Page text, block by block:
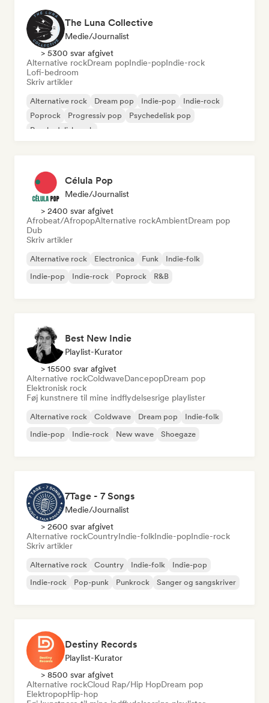
The Luna Collective
Medie/journalist
> 5300 svar afgivet
Alternative rockDream popIndie-popIndie-rock
Lofi-bedroom
Skriv artikler
Alternative rock Dream pop Indie-pop
Indie-rock
Poprock
Progressiv pop
Psychedelisk pop
Psychedelisk rock
Célula Pop
Medie/journalist
> 2400 svar afgivet
Afrobeat/AfropopAlternative rockAmbientDream pop
Dub
Skriv artikler
Alternative rock Electronica Funk
Indie-folk
Indie-pop
Indie-rock Poprock R&B
Best New Indie
Playlist-Kurator
> 15500 svar afgivet
Alternative rockColdwaveDancepopDream pop
Elektronisk rock
Føj kunstnere til mine indflydelsesrige playlister
Alternative rock Coldwave Dream pop
Indie-folk
Indie-pop
Indie-rock New wave Shoegaze
7Tage - 7 Songs
Medie/journalist
> 2600 svar afgivet
Alternative rockCountryIndie-folkIndie-popIndie-rock
Skriv artikler
Alternative rock Country Indie-folk
Indie-pop
Indie-rock
Pop-punk Punkrock Sanger og sangskriver
Destiny Records
Playlist-Kurator
> 8500 svar afgivet
Alternative rockCloud Rap/Hip HopDream pop
ElektropopHip-hop